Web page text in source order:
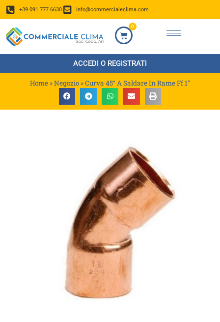
+39 091 777 6630 info@commercialeclima.com
0
ACCEDI O REGISTRATI
Home »Negozio »Curva 45° A Saldare In Rame Ff 1″